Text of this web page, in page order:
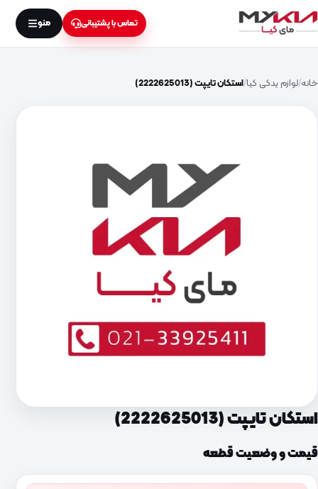
تماس با پشتیبانی منو
خانه لوازم یدکی کیا استکان تایپت (2222625013)
استکان تایپت (2222625013)
قیمت و وضعیت قطعه